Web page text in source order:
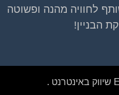
לחוויה מהנה ופשוטה
הבניין!